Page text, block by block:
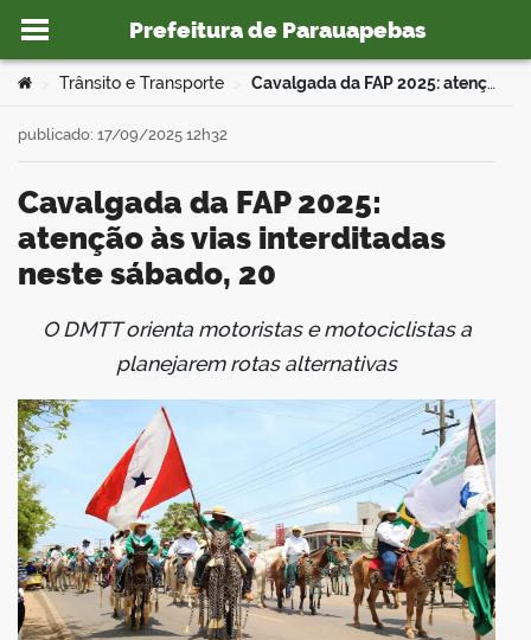
Ir para o conteúdo
Prefeitura de Parauapebas
portal
Você está aqui:
Trânsito e Transporte Cavalgada da FAP 2025: atenção às vias interditadas neste sábado, 20
Cavalgada da FAP 2025:
atenção às vias interditadas
neste sábado, 20
publicado: 17/09/2025 12h32
O DMTT orienta motoristas e motociclistas a
planejarem rotas alternativas